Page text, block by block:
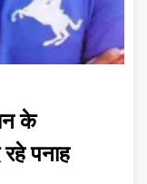
के
पनाह